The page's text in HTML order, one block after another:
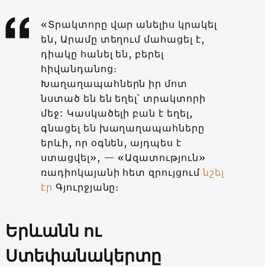
«Տրակտորը վար անելիս կրակել
են, Արամը տեղում մահացել է,
դիակը հանել են, բերել
հիվանդանոց։
Խաղաղապահներն իր մոտ
նստած են են եղել՝ տրակտորի
մեջ: Կասկածելի բան է եղել,
գնացել են խաղաղապահները
երևի, որ օգնեն, այդպես է
ստացվել», — «Ազատություն»
ռադիոկայանի հետ զրույցումնշել
էր Գյուրջյանը։
Երևանն ու
Ստեփանակերտը